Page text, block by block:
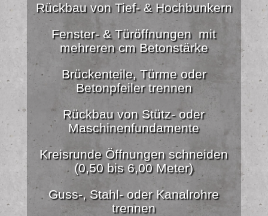
Rückbau von Tief- & Hochbunkern
Fenster- & Türöffnungen mit
mehreren cm Betonstärke
Brückenteile, Türme oder
Betonpfeiler trennen
Rückbau von Stütz- oder
Maschinenfundamente
Kreisrunde Öffnungen schneiden
(0,50 bis 6,00 Meter)
Guss-, Stahl- oder Kanalrohre
trennen